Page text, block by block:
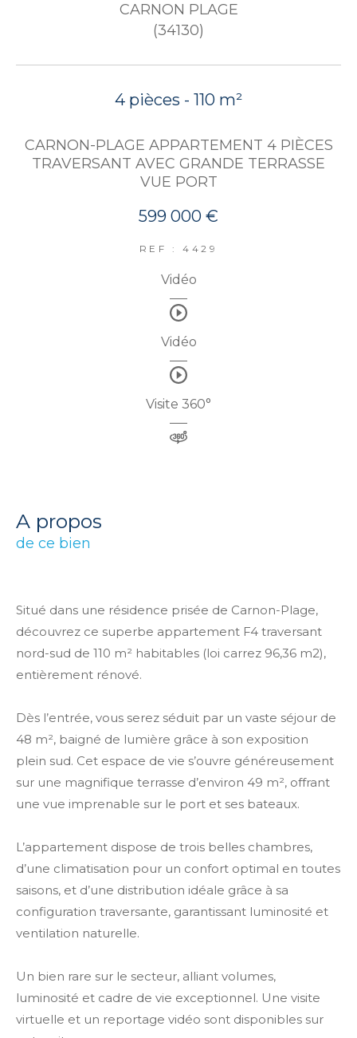
CARNON PLAGE
(34130)
4 pièces - 110 m²
CARNON-PLAGE APPARTEMENT 4 PIÈCES
TRAVERSANT AVEC GRANDE TERRASSE
VUE PORT
599 000 €
REF : 4429
Vidéo
Vidéo
Visite 360°
a propos
de ce bien
Situé dans une résidence prisée de Carnon-Plage,
découvrez ce superbe appartement F4 traversant
nord-sud de 110 m² habitables (loi carrez 96,36 m2),
entièrement rénové.
Dès l’entrée, vous serez séduit par un vaste séjour de
48 m², baigné de lumière grâce à son exposition
plein sud. Cet espace de vie s’ouvre généreusement
sur une magnifique terrasse d’environ 49 m², offrant
une vue imprenable sur le port et ses bateaux.
L’appartement dispose de trois belles chambres,
d’une climatisation pour un confort optimal en toutes
saisons, et d’une distribution idéale grâce à sa
configuration traversante, garantissant luminosité et
ventilation naturelle.
Un bien rare sur le secteur, alliant volumes,
luminosité et cadre de vie exceptionnel. Une visite
virtuelle et un reportage vidéo sont disponibles sur